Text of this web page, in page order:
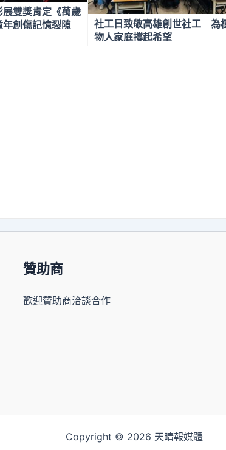
雙獎肯定《萬歲
年創傷記憶裂隙
社工日致敬高雄創世社工 為
物人家庭撐起希望
贊助商
歡迎贊助商洽談合作
Copyright © 2026 天晴報媒體